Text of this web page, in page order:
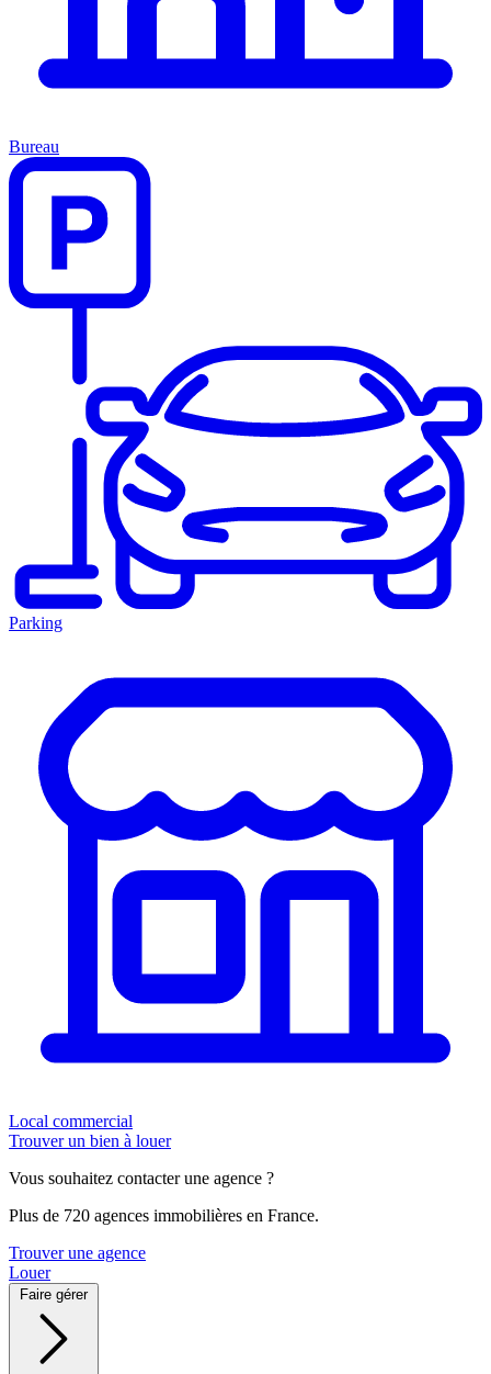
Bureau
Parking
Local commercial
Trouver un bien à louer
Vous souhaitez contacter une agence ?
Plus de 720 agences immobilières en France.
Trouver une agence
Louer
Faire gérer